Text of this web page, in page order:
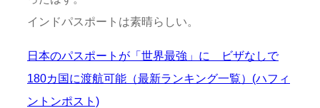
インドパスポートは素晴らしい。
日本のパスポートが「世界最強」に ビザなしで
180カ国に渡航可能（最新ランキング一覧）(ハフィ
ントンポスト)